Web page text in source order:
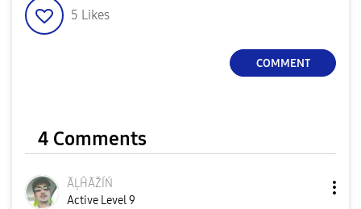
5 Likes
COMMENT
4 Comments
ÃĻĤÃŽÍŃ
Active Level 9